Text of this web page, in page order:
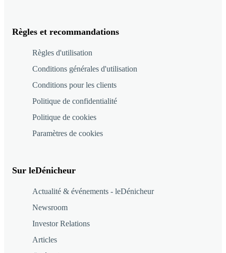
Règles et recommandations
Règles d'utilisation
Conditions générales d'utilisation
Conditions pour les clients
Politique de confidentialité
Politique de cookies
Paramètres de cookies
Sur leDénicheur
Actualité & événements - leDénicheur
Newsroom
Investor Relations
Articles